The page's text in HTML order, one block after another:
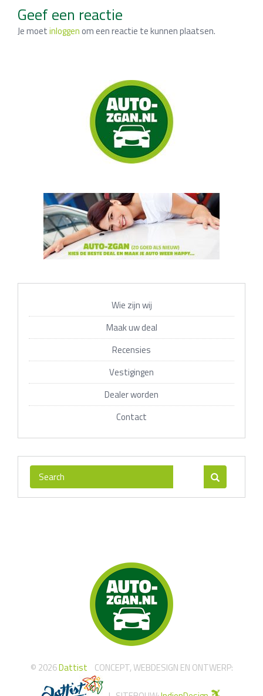
Geef een reactie
Je moetinloggenom een reactie te kunnen plaatsen.
Wie zijn wij
Maak uw deal
Recensies
Vestigingen
Dealer worden
Contact
© 2026Dattist CONCEPT, WEBDESIGN EN ONTWERP: